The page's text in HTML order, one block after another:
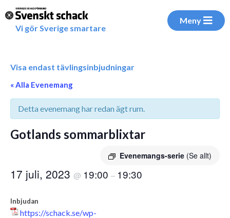
Vi gör Sverige smartare
Meny
Visa endast tävlingsinbjudningar
« Alla Evenemang
Detta evenemang har redan ägt rum.
Gotlands sommarblixtar
Evenemangs-serie (Se allt)
17 juli, 2023 @ 19:00 – 19:30
Inbjudan
https://schack.se/wp-